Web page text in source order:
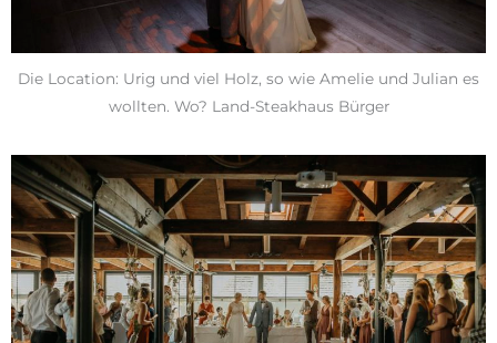
Die Location: Urig und viel Holz, so wie Amelie und Julian es
wollten. Wo? Land-Steakhaus Bürger